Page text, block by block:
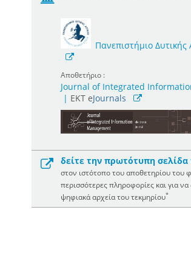
Πανεπιστήμιο Δυτικής
Αποθετήριο :
Journal of Integrated
| ΕΚΤ eJournals
δείτε την πρωτότυπη σελίδα
στον ιστότοπο του αποθετηρίου του
περισσότερες πληροφορίες και για να
ψηφιακά αρχεία του τεκμηρίου*